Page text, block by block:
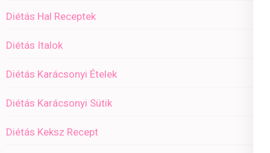
Diétás Hal Receptek
Diétás Italok
Diétás Karácsonyi Ételek
Diétás Karácsonyi Sütik
Diétás Keksz Recept